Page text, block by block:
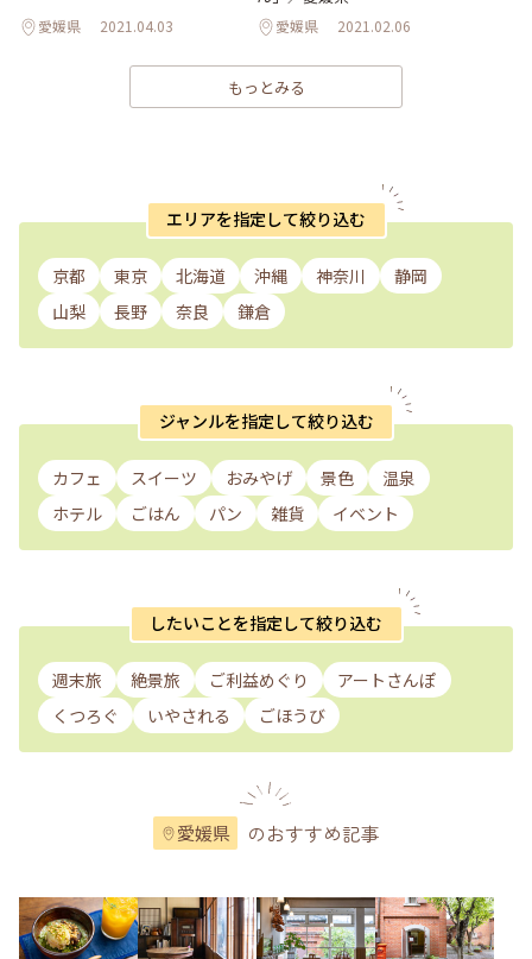
愛媛県 2021.04.03 愛媛県 2021.02.06
もっとみる
エリアを指定して絞り込む
京都 東京 北海道 沖縄 神奈川
静岡
山梨
長野 奈良 鎌倉
ジャンルを指定して絞り込む
カフェ スイーツ おみやげ 景色
温泉
ホテル
ごはん パン 雑貨 イベント
したいことを指定して絞り込む
週末旅 絶景旅 ご利益めぐり
アートさんぽ
くつろぐ
いやされる ごほうび
愛媛県 のおすすめ記事